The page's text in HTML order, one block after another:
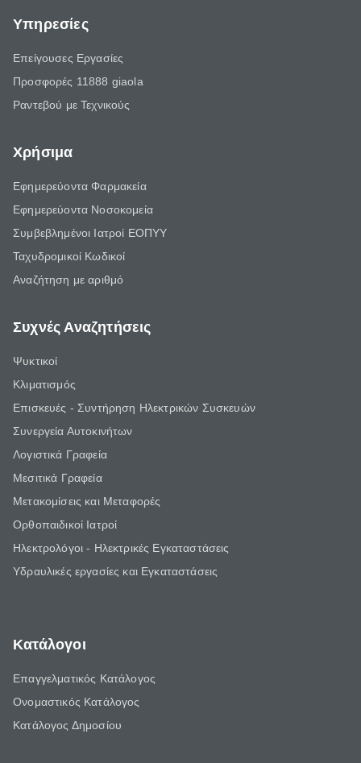
Υπηρεσίες
Επείγουσες Εργασίες
Προσφορές 11888 giaola
Ραντεβού με Τεχνικούς
Χρήσιμα
Εφημερεύοντα Φαρμακεία
Εφημερεύοντα Νοσοκομεία
Συμβεβλημένοι Ιατροί ΕΟΠΥΥ
Ταχυδρομικοί Κωδικοί
Αναζήτηση με αριθμό
Συχνές Αναζητήσεις
Ψυκτικοί
Κλιματισμός
Επισκευές - Συντήρηση Ηλεκτρικών Συσκευών
Συνεργεία Αυτοκινήτων
Λογιστικά Γραφεία
Μεσιτικά Γραφεία
Μετακομίσεις και Μεταφορές
Ορθοπαιδικοί Ιατροί
Ηλεκτρολόγοι - Ηλεκτρικές Εγκαταστάσεις
Υδραυλικές εργασίες και Εγκαταστάσεις
Κατάλογοι
Επαγγελματικός Κατάλογος
Ονομαστικός Κατάλογος
Κατάλογος Δημοσίου